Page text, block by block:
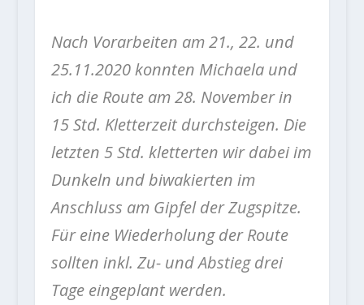
Nach Vorarbeiten am 21., 22. und
25.11.2020 konnten Michaela und
ich die Route am 28. November in
15 Std. Kletterzeit durchsteigen. Die
letzten 5 Std. kletterten wir dabei im
Dunkeln und biwakierten im
Anschluss am Gipfel der Zugspitze.
Für eine Wiederholung der Route
sollten inkl. Zu- und Abstieg drei
Tage eingeplant werden.